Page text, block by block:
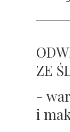
ZE
-
i